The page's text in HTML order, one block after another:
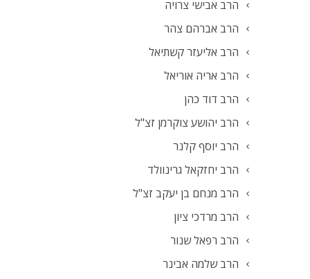
הרב אבישי צרויה
הרב אברהם צהר
הרב אליעזר קשתיאל
הרב אריה אוריאל
הרב דוד כהן
הרב יהושע צוקרמן זצ"ל
הרב יוסף קלנר
הרב יחזקאל גרינוולד
הרב מנחם בן יעקב זצ"ל
הרב מרדכי ציון
הרב רפאל שנור
הרב שלמה אבינר